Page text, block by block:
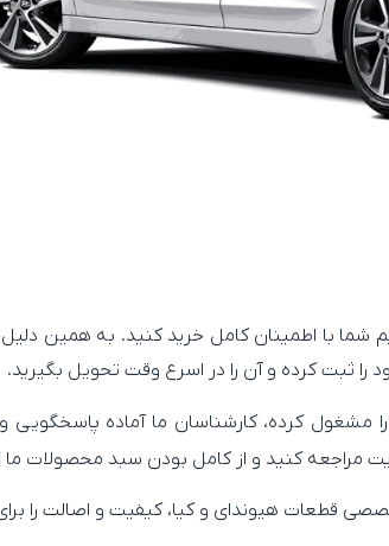
شما با اطمینان کامل خرید کنید. به همین
ثبت کرده و آن را در اسرع وقت تحویل بگیرید.
را مشغول کرده، کارشناسان ما آماده
مراجعه کنید و از کامل بودن سبد محصولات ما
قطعات هیوندای و کیا، کیفیت و اصالت را